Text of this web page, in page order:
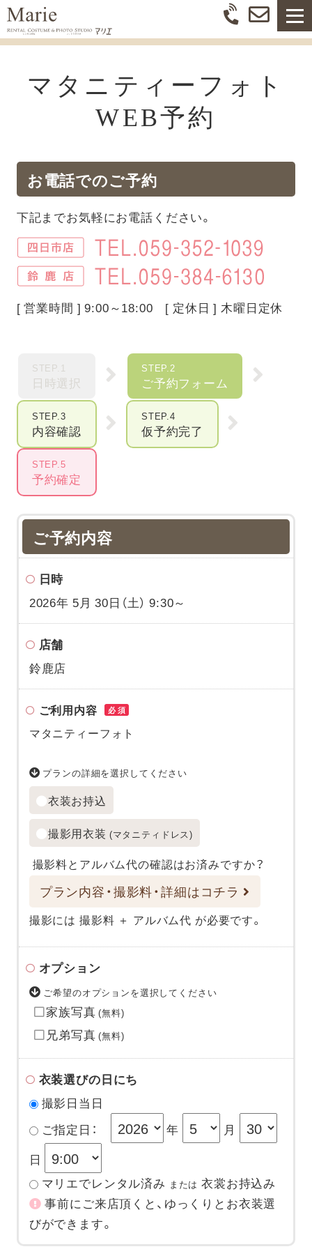
マタニティーフォト
WEB予約
お電話でのご予約
下記までお気軽にお電話ください。
[ 営業時間 ] 9:00～18:00 [ 定休日 ] 木曜日定休
STEP.1
日時選択
STEP.2
ご予約フォーム
STEP.3
内容確認
STEP.4
仮予約完了
STEP.5
予約確定
ご予約内容
日時
2026年 5月 30日（土） 9:30～
店舗
鈴鹿店
ご利用内容 必須
マタニティーフォト
プランの詳細を選択してください
衣装お持込
撮影用衣装 (マタニティドレス)
撮影料とアルバム代の確認はお済みですか？
プラン内容・撮影料・詳細はコチラ
撮影には 撮影料 ＋ アルバム代 が必要です。
オプション
ご希望のオプションを選択してください
家族写真 (無料)
兄弟写真 (無料)
衣装選びの日にち
撮影日当日
ご指定日：
年
月
日
マリエでレンタル済み または 衣裳お持込み
事前にご来店頂くと、ゆっくりとお衣装選
びができます。